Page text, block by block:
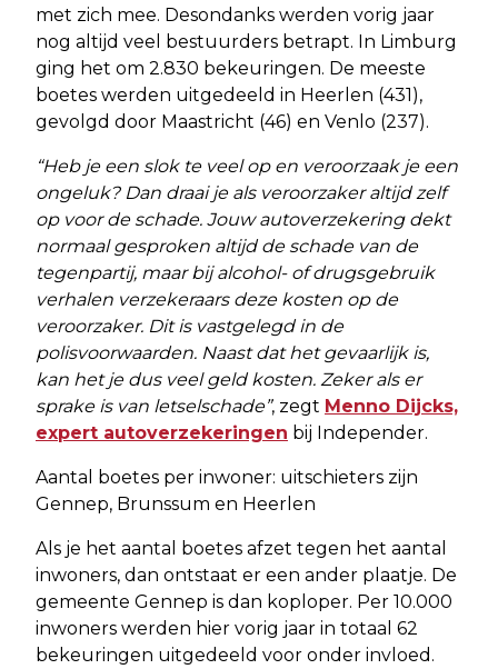
met zich mee. Desondanks werden vorig jaar
nog altijd veel bestuurders betrapt. In Limburg
ging het om 2.830 bekeuringen. De meeste
boetes werden uitgedeeld in Heerlen (431),
gevolgd door Maastricht (46) en Venlo (237).
“Heb je een slok te veel op en veroorzaak je een
ongeluk? Dan draai je als veroorzaker altijd zelf
op voor de schade. Jouw autoverzekering dekt
normaal gesproken altijd de schade van de
tegenpartij, maar bij alcohol- of drugsgebruik
verhalen verzekeraars deze kosten op de
veroorzaker. Dit is vastgelegd in de
polisvoorwaarden. Naast dat het gevaarlijk is,
kan het je dus veel geld kosten. Zeker als er
sprake is van letselschade”, zegt Menno Dijcks,
expert autoverzekeringen bij Independer.
Aantal boetes per inwoner: uitschieters zijn
Gennep, Brunssum en Heerlen
Als je het aantal boetes afzet tegen het aantal
inwoners, dan ontstaat er een ander plaatje. De
gemeente Gennep is dan koploper. Per 10.000
inwoners werden hier vorig jaar in totaal 62
bekeuringen uitgedeeld voor onder invloed.